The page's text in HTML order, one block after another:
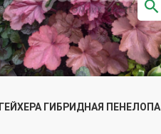
ГЕЙХЕРА ГИБРИДНАЯ ПЕНЕЛОПА